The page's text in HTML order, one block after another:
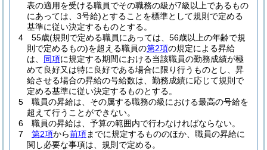
表の適用を受ける職員でその職務の級が7級以上であるもの
にあっては、3号給)とすることを標準として規則で定める
基準に従い決定するものとする。
4
55歳(規則で定める職員にあっては、56歳以上の年齢で規
則で定めるもの)を超える職員の第2項の規定による昇給
は、 同項に規定する期間における当該職員の勤務成績が極
めて良好又は特に良好である場合に限り行うものとし、昇
給させる場合の昇給の号給数は、勤務成績に応じて規則で
定める基準に従い決定するものとする。
5
職員の昇給は、その属する職務の級における最高の号給を
超えて行うことができない。
6
職員の昇給は、予算の範囲内で行わなければならない。
7
第2項から前項までに規定するもののほか、職員の昇給に
関し必要な事項は、規則で定める。